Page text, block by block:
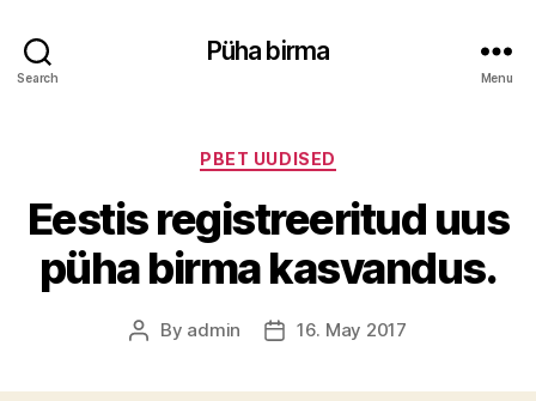
Search
Püha birma
Menu
Categories
PBET UUDISED
Eestis registreeritud uus
püha birma kasvandus.
Post
By admin
Post16. May 2017